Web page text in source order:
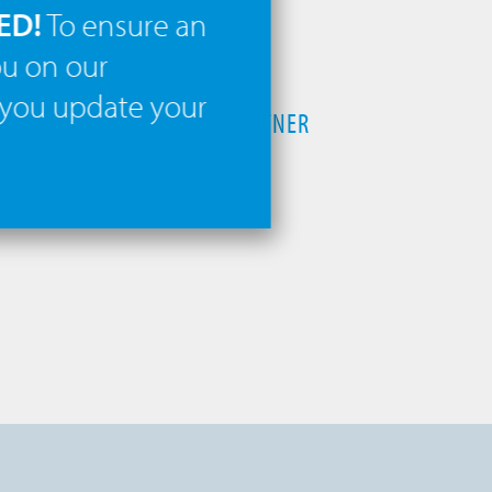
To ensure an
on our
update your
DOWNLOAD
IHR ANSPRECHPARTNER